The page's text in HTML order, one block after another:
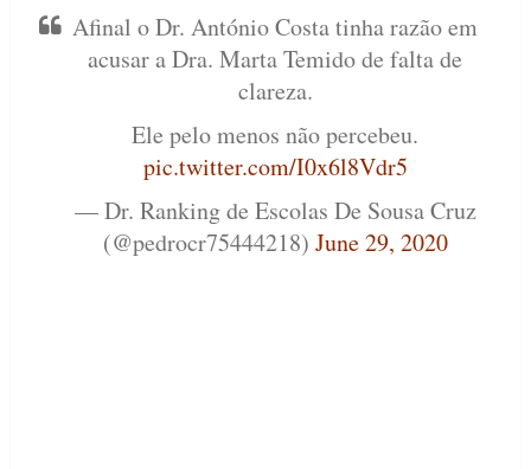
Afinal o Dr. António Costa tinha razão em
acusar a Dra. Marta Temido de falta de
clareza.
Ele pelo menos não percebeu.
pic.twitter.com/I0x6l8Vdr5
— Dr. Ranking de Escolas De Sousa Cruz
(@pedrocr75444218) June 29, 2020